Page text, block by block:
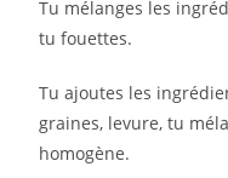
Tu mélanges les
tu fouettes.⁣
Tu ajoutes les
graines, levure, tu
homogène.⁣